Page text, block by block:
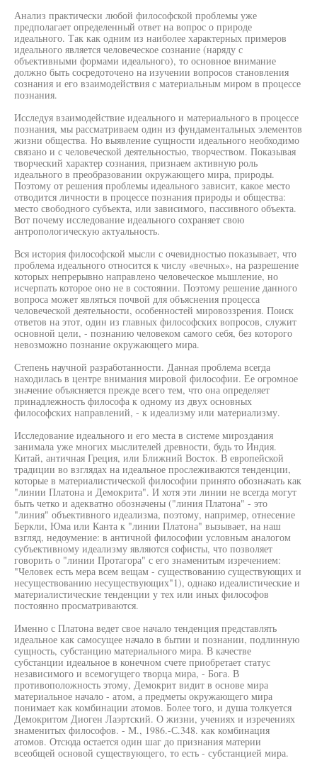
Анализ практически любой философской проблемы уже
предполагает определенный ответ на вопрос о природе
идеального. Так как одним из наиболее характерных примеров
идеального является человеческое сознание (наряду с
объективными формами идеального), то основное внимание
должно быть сосредоточено на изучении вопросов становления
сознания и его взаимодействия с материальным миром в процессе
познания.
Исследуя взаимодействие идеального и материального в процессе
познания, мы рассматриваем один из фундаментальных элементов
жизни общества. Но выявление сущности идеального необходимо
связано и с человеческой деятельностью, творчеством. Показывая
творческий характер сознания, признаем активную роль
идеального в преобразовании окружающего мира, природы.
Поэтому от решения проблемы идеального зависит, какое место
отводится личности в процессе познания природы и общества:
место свободного субъекта, или зависимого, пассивного объекта.
Вот почему исследование идеального сохраняет свою
антропологическую актуальность.
Вся история философской мысли с очевидностью показывает, что
проблема идеального относится к числу «вечных», на разрешение
которых непрерывно направлено человеческое мышление, но
исчерпать которое оно не в состоянии. Поэтому решение данного
вопроса может являться почвой для объяснения процесса
человеческой деятельности, особенностей мировоззрения. Поиск
ответов на этот, один из главных философских вопросов, служит
основной цели, - познанию человеком самого себя, без которого
невозможно познание окружающего мира.
Степень научной разработанности. Данная проблема всегда
находилась в центре внимания мировой философии. Ее огромное
значение объясняется прежде всего тем, что она определяет
принадлежность философа к одному из двух основных
философских направлений, - к идеализму или материализму.
Исследование идеального и его места в системе мироздания
занимала уже многих мыслителей древности, будь то Индия.
Китай, античная Греция, или Ближний Восток. В европейской
традиции во взглядах на идеальное прослеживаются тенденции,
которые в материалистической философии принято обозначать как
"линии Платона и Демокрита". И хотя эти линии не всегда могут
быть четко и адекватно обозначены ("линия Платона" - это
"линия" объективного идеализма, поэтому, например, отнесение
Беркли, Юма или Канта к "линии Платона" вызывает, на наш
взгляд, недоумение: в античной философии условным аналогом
субъективному идеализму являются софисты, что позволяет
говорить о "линии Протагора" с его знаменитым изречением:
"Человек есть мера всем вещам - существованию существующих и
несуществованию несуществующих"1), однако идеалистические и
материалистические тенденции у тех или иных философов
постоянно просматриваются.
Именно с Платона ведет свое начало тенденция представлять
идеальное как самосущее начало в бытии и познании, подлинную
сущность, субстанцию материального мира. В качестве
субстанции идеальное в конечном счете приобретает статус
независимого и всемогущего творца мира, - Бога. В
противоположность этому, Демокрит видит в основе мира
материальное начало - атом, а предметы окружающего мира
понимает как комбинации атомов. Более того, и душа толкуется
Демокритом Диоген Лаэртский. О жизни, учениях и изречениях
знаменитых философов. - М., 1986.-С.348. как комбинация
атомов. Отсюда остается один шаг до признания материи
всеобщей основой существующего, то есть - субстанцией мира.